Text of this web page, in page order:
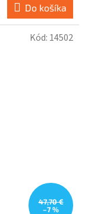
Do košíka
47,70 €
–7 %
Kód: 14502